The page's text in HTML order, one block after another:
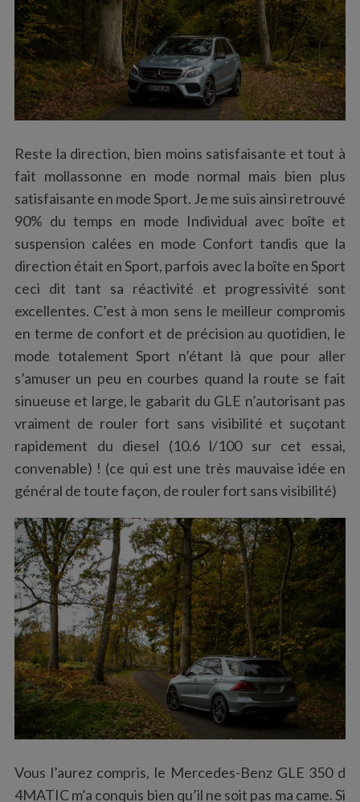
Reste la direction, bien moins satisfaisante et tout à
fait mollassonne en mode normal mais bien plus
satisfaisante en mode Sport. Je me suis ainsi retrouvé
90% du temps en mode Individual avec boîte et
suspension calées en mode Confort tandis que la
direction était en Sport, parfois avec la boîte en Sport
ceci dit tant sa réactivité et progressivité sont
excellentes. C’est à mon sens le meilleur compromis
en terme de confort et de précision au quotidien, le
mode totalement Sport n’étant là que pour aller
s’amuser un peu en courbes quand la route se fait
sinueuse et large, le gabarit du GLE n’autorisant pas
vraiment de rouler fort sans visibilité et suçotant
rapidement du diesel (10.6 l/100 sur cet essai,
convenable) ! (ce qui est une très mauvaise idée en
général de toute façon, de rouler fort sans visibilité)
Vous l’aurez compris, le Mercedes-Benz GLE 350 d
4MATIC m’a conquis bien qu’il ne soit pas ma came. Si